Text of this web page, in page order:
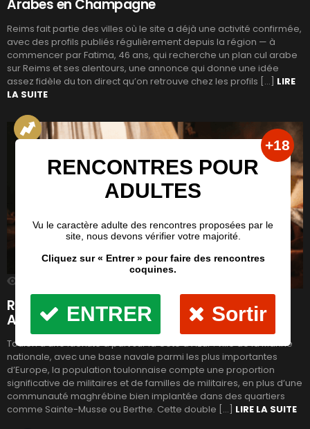
Arabes en Champagne
Reims fait partie des villes où le site a déjà une activité confirmée,
avec des profils publiés régulièrement depuis la région — à
commencer par Fatima, 46 ans, qui recherche un plan cul arabe
sur Reims et ses alentours, une annonce qui donne une idée
assez fidèle du ton direct qu’on retrouve chez les profils […] LIRE
LA SUITE
Rencontre Beurette à Toulon : Rencontres
Arabes dans le Var
Toulon a une identité à part sur la Côte d’Azur : ville de la Marine
nationale, avec une base navale parmi les plus importantes
d’Europe, la population toulonnaise compte une proportion
significative de militaires et de familles de militaires, en plus d’une
communauté maghrébine bien implantée dans des quartiers
comme Sainte-Musse ou Berthe. Cette double […] LIRE LA SUITE